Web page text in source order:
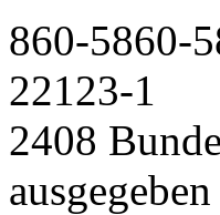
860-5860-
22123-1
2408 Bundesgesetzblatt Jahrgang 2015 Teil I Nr. 54, ausgegeben zu Bonn am 28. Dezember 2015 Gesetz für sichere digitale Kommunikation und Anwendungen im Gesundheitswesen sowie zur Änderung weiterer Gesetze* Vom 21. Dezember 2015 Der Bundestag hat das folgende Gesetz beschlossen: Artikel 1 Änderung des Fünften Buches Sozialgesetzbuch Das Fünfte Buch Sozialgesetzbuch ­ Gesetzliche Krankenversicherung ­ (Artikel 1 des Gesetzes vom 20. Dezember 1988, BGBl. I S. 2477, 2482), das zuletzt durch Artikel 6 des Gesetzes vom 10. Dezember 2015 (BGBl. I S. 2229) geändert worden ist, wird wie folgt geändert: 0. Dem § 5 Absatz 5a werden die folgenden Sätze angefügt: ,,Personen nach Satz 1 sind nicht nach § 10 versichert. Personen nach Satz 1, die am 31. Dezember 2015 die Voraussetzungen des § 10 erfüllt haben, sind ab dem 1. Januar 2016 versicherungspflichtig nach Absatz 1 Nummer 2a, solange sie diese Voraussetzungen erfüllen." 1. § 15 wird wie folgt geändert: a) Die Überschrift wird wie folgt gefasst: ,,§ 15 Ärztliche Behandlung, elektronische Gesundheitskarte". b) Absatz 2 wird wie folgt gefasst: ,,(2) Versicherte, die ärztliche, zahnärztliche oder psychotherapeutische Behandlung in Anspruch nehmen, haben dem Arzt, Zahnarzt oder Psychotherapeuten vor Beginn der Behandlung ihre elektronische Gesundheitskarte zum Nachweis der Berechtigung zur Inanspruchnahme von Leistungen auszuhändigen." c) In Absatz 5 wird das Wort ,,Krankenversichertenkarte" durch die Wörter ,,elektronische Gesundheitskarte" ersetzt und werden die Wörter ,,Kranken- oder" gestrichen. d) Absatz 6 wird wie folgt geändert: aa) In Satz 1 wird das Wort ,,Krankenversichertenkarte" durch die Wörter ,,elektronische Gesundheitskarte" ersetzt. * Notifiziert gemäß der Richtlinie 98/34/EG des Europäischen Parlaments und des Rates vom 22. Juni 1998 über ein Informationsverfahren auf dem Gebiet der Normen und technischen Vorschriften und der Vorschriften für die Dienste der Informationsgesellschaft (ABl. L 204 vom 21.07.1998, S. 37), zuletzt geändert durch Artikel 26 Absatz 2 der Verordnung (EU) Nr. 1025/2012 des Europäischen Parlaments und des Rates vom 25. Oktober 2012 (ABl.